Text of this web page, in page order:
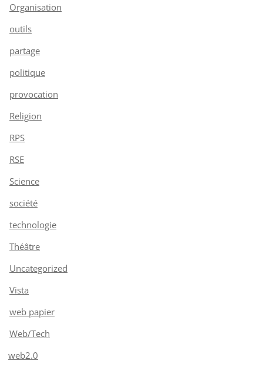
Organisation
outils
partage
politique
provocation
Religion
RPS
RSE
Science
société
technologie
Théâtre
Uncategorized
Vista
web papier
Web/Tech
web2.0